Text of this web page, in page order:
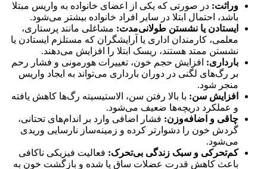
وراثت: در صورتی که یکی از اعضای خانواده به واریس مبتلا
باشد، احتمال ابتلا در سایر افراد خانواده بیشتر می‌شود.
ایستادن یا نشستن طولانی‌مدت: مشاغلی مانند پرستاری،
معلمی، کارمندان اداری یا آرایشگران که مستلزم ایستادن یا
نشستن ممتد هستند، ریسک ابتلا را افزایش می‌دهند.
بارداری: افزایش حجم خون، تغییرات هورمونی و فشار رحم
بر رگ‌های لگنی در دوران بارداری می‌تواند به ایجاد واریس
منجر شود.
افزایش سن: با بالا رفتن سن، الاستیسیته رگ‌ها کاهش یافته
و عملکرد دریچه‌ها ضعیف می‌شود.
چاقی و اضافه‌وزن: فشار اضافی وارد بر اندام‌های تحتانی،
گردش خون را دشوارتر کرده و زمینه‌ساز نارسایی وریدی
می‌شود.
کم‌تحرکی و سبک زندگی بی‌تحرک: فعالیت فیزیکی ناکافی
باعث کاهش قدرت عضلات ساق پا شده و بازگشت خون به